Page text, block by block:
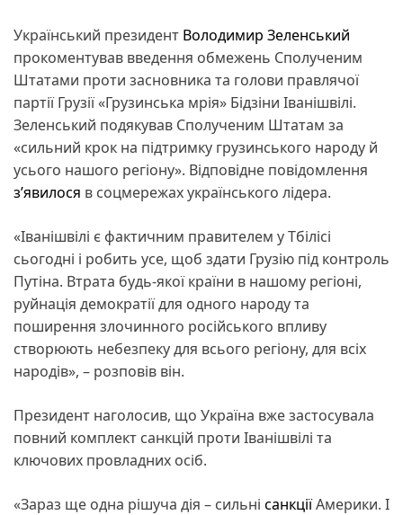
Український президент Володимир Зеленський
прокоментував введення обмежень Сполученим
Штатами проти засновника та голови правлячої
партії Грузії «Грузинська мрія» Бідзіни Іванішвілі.
Зеленський подякував Сполученим Штатам за
«сильний крок на підтримку грузинського народу й
усього нашого регіону». Відповідне повідомлення
з’явилося в соцмережах українського лідера.
«Іванішвілі є фактичним правителем у Тбілісі
сьогодні і робить усе, щоб здати Грузію під контроль
Путіна. Втрата будь-якої країни в нашому регіоні,
руйнація демократії для одного народу та
поширення злочинного російського впливу
створюють небезпеку для всього регіону, для всіх
народів», – розповів він.
Президент наголосив, що Україна вже застосувала
повний комплект санкцій проти Іванішвілі та
ключових провладних осіб.
«Зараз ще одна рішуча дія – сильні санкціїАмерики. І